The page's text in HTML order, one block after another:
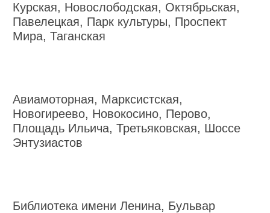
Курская, Новослободская, Октябрьская,
Павелецкая, Парк культуры, Проспект
Мира, Таганская
Авиамоторная, Марксистская,
Новогиреево, Новокосино, Перово,
Площадь Ильича, Третьяковская, Шоссе
Энтузиастов
Библиотека имени Ленина, Бульвар